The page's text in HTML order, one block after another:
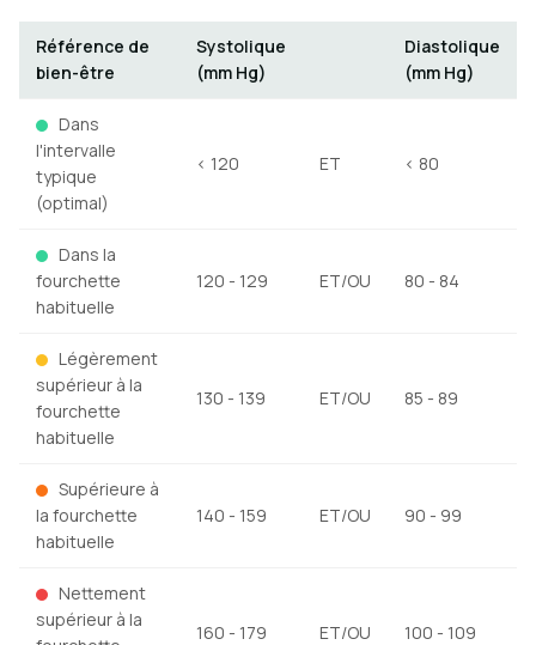
Référence de
bien-être
Systolique
(mm Hg)
Diastolique
(mm Hg)
Dans
l'intervalle
typique
(optimal)
< 120 ET < 80
Dans la
fourchette
habituelle
120 - 129 ET/OU 80 - 84
Légèrement
supérieur à la
fourchette
habituelle
130 - 139 ET/OU 85 - 89
Supérieure à
la fourchette
habituelle
140 - 159 ET/OU 90 - 99
Nettement
supérieur à la
160 - 179 ET/OU 100 - 109